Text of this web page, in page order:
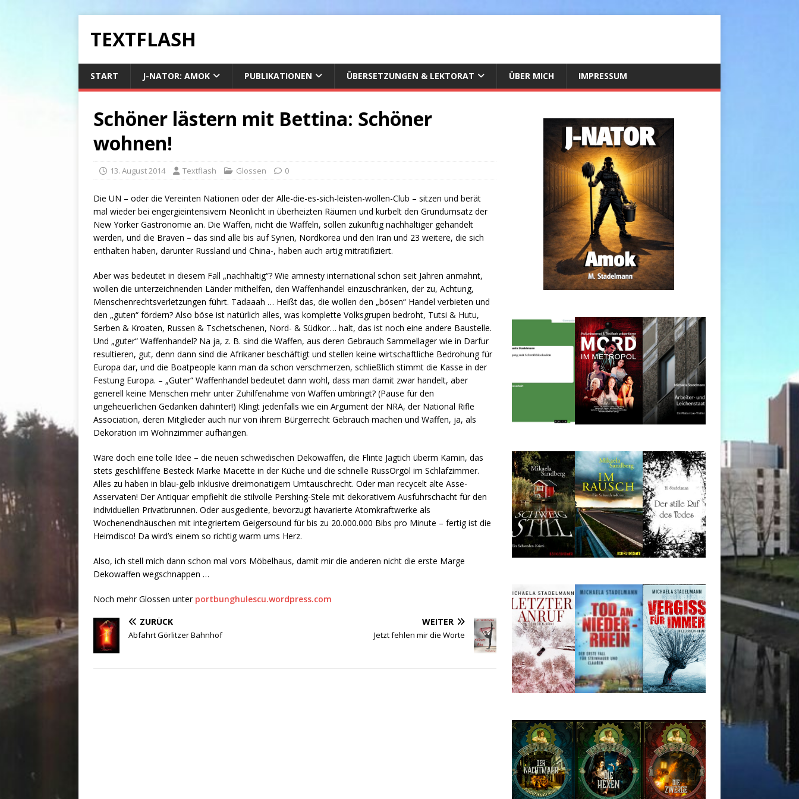
TEXTFLASH
START J-NATOR: AMOK PUBLIKATIONEN ÜBERSETZUNGEN & LEKTORAT ÜBER MICH IMPRESSUM
Schöner lästern mit Bettina: Schöner
wohnen!
13. August 2014 Textflash Glossen 0
Die UN – oder die Vereinten Nationen oder der Alle-die-es-sich-leisten-wollen-Club – sitzen und berät
mal wieder bei engergieintensivem Neonlicht in überheizten Räumen und kurbelt den Grundumsatz der
New Yorker Gastronomie an. Die Waffen, nicht die Waffeln, sollen zukünftig nachhaltiger gehandelt
werden, und die Braven – das sind alle bis auf Syrien, Nordkorea und den Iran und 23 weitere, die sich
enthalten haben, darunter Russland und China-, haben auch artig mitratifiziert.
Aber was bedeutet in diesem Fall „nachhaltig“? Wie amnesty international schon seit Jahren anmahnt,
wollen die unterzeichnenden Länder mithelfen, den Waffenhandel einzuschränken, der zu, Achtung,
Menschenrechtsverletzungen führt. Tadaaah … Heißt das, die wollen den „bösen“ Handel verbieten und
den „guten“ fördern? Also böse ist natürlich alles, was komplette Volksgrupen bedroht, Tutsi & Hutu,
Serben & Kroaten, Russen & Tschetschenen, Nord- & Südkor… halt, das ist noch eine andere Baustelle.
Und „guter“ Waffenhandel? Na ja, z. B. sind die Waffen, aus deren Gebrauch Sammellager wie in Darfur
resultieren, gut, denn dann sind die Afrikaner beschäftigt und stellen keine wirtschaftliche Bedrohung für
Europa dar, und die Boatpeople kann man da schon verschmerzen, schließlich stimmt die Kasse in der
Festung Europa. – „Guter“ Waffenhandel bedeutet dann wohl, dass man damit zwar handelt, aber
generell keine Menschen mehr unter Zuhilfenahme von Waffen umbringt? (Pause für den
ungeheuerlichen Gedanken dahinter!) Klingt jedenfalls wie ein Argument der NRA, der National Rifle
Association, deren Mitglieder auch nur von ihrem Bürgerrecht Gebrauch machen und Waffen, ja, als
Dekoration im Wohnzimmer aufhängen.
Wäre doch eine tolle Idee – die neuen schwedischen Dekowaffen, die Flinte Jagtich überm Kamin, das
stets geschliffene Besteck Marke Macette in der Küche und die schnelle RussOrgöl im Schlafzimmer.
Alles zu haben in blau-gelb inklusive dreimonatigem Umtauschrecht. Oder man recycelt alte Asse-
Asservaten! Der Antiquar empfiehlt die stilvolle Pershing-Stele mit dekorativem Ausfuhrschacht für den
individuellen Privatbrunnen. Oder ausgediente, bevorzugt havarierte Atomkraftwerke als
Wochenendhäuschen mit integriertem Geigersound für bis zu 20.000.000 Bibs pro Minute – fertig ist die
Heimdisco! Da wird’s einem so richtig warm ums Herz.
Also, ich stell mich dann schon mal vors Möbelhaus, damit mir die anderen nicht die erste Marge
Dekowaffen wegschnappen …
Noch mehr Glossen unter portbunghulescu.wordpress.com
ZURÜCK
Abfahrt Görlitzer Bahnhof
WEITER
Jetzt fehlen mir die Worte